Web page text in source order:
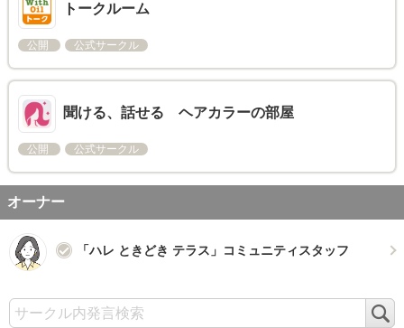
トークルーム
公開 公式サークル
聞ける、話せる ヘアカラーの部屋
公開 公式サークル
オーナー
「ハレ ときどき テラス」コミュニティスタッフ